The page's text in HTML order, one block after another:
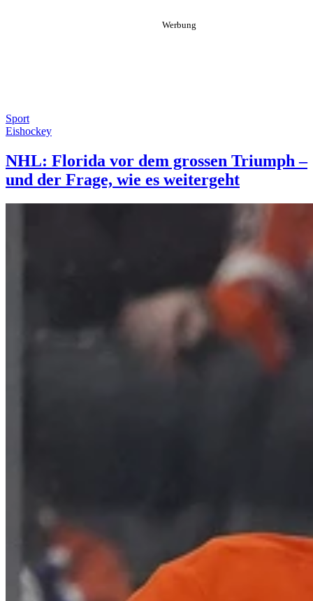
Sport
Eishockey
NHL: Florida vor dem grossen Triumph –
und der Frage, wie es weitergeht